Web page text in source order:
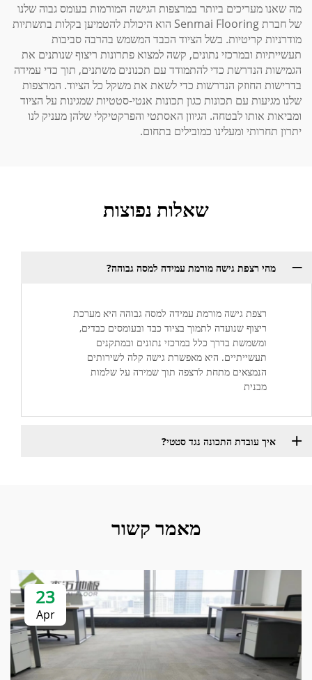
מה שאנו מעריכים ביותר במרצפות הגישה המורמות בעומס גבוה שלנו
של חברת Senmai Flooring הוא היכולת להטמיען בקלות בתשתיות
מודרניות קריטיות. בשל הציוד הכבד המשמש בהרבה סביבות
תעשייתיות ובמרכזי נתונים, קשה למצוא פתרונות ריצוף שנותנים את
הגמישות הנדרשת כדי להתמודד עם תכנונים משתנים, תוך כדי עמידה
בדרישות החוזק הנדרשות כדי לשאת את משקל כל הציוד. המרצפות
שלנו מגיעות עם תכונות כגון תכונות אנטי-סטטיות שמגינות על הציוד
ומביאות אותו לבטחה. הגיוון האסתטי והפרקטיקלי שלהן מעניק לנו
יתרון תחרותי ומעלינו כמובילים בתחום.
שאלות נפוצות
מהי רצפת גישה מורמת עמידה למסה גבוהה?
רצפת גישה מורמת עמידה למסה גבוהה היא מערכת
ריצוף שנועדה לתמוך בציוד כבד ובעומסים כבדים,
ומשמשת בדרך כלל במרכזי נתונים ובמתקנים
תעשייתיים. היא מאפשרת גישה קלה לשירותים
הנמצאים מתחת לרצפה תוך שמירה על שלמות
מבנית
איך עובדת התכונה נגד סטטי?
מאמר קשור
23
Apr